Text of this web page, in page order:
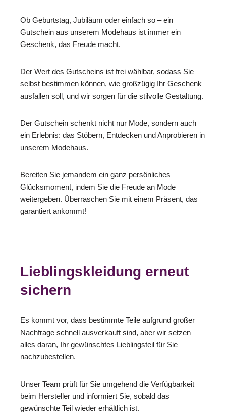
Ob Geburtstag, Jubiläum oder einfach so – ein
Gutschein aus unserem Modehaus ist immer ein
Geschenk, das Freude macht.
Der Wert des Gutscheins ist frei wählbar, sodass Sie
selbst bestimmen können, wie großzügig Ihr Geschenk
ausfallen soll, und wir sorgen für die stilvolle Gestaltung.
Der Gutschein schenkt nicht nur Mode, sondern auch
ein Erlebnis: das Stöbern, Entdecken und Anprobieren in
unserem Modehaus.
Bereiten Sie jemandem ein ganz persönliches
Glücksmoment, indem Sie die Freude an Mode
weitergeben. Überraschen Sie mit einem Präsent, das
garantiert ankommt!
Lieblingskleidung erneut
sichern
Es kommt vor, dass bestimmte Teile aufgrund großer
Nachfrage schnell ausverkauft sind, aber wir setzen
alles daran, Ihr gewünschtes Lieblingsteil für Sie
nachzubestellen.
Unser Team prüft für Sie umgehend die Verfügbarkeit
beim Hersteller und informiert Sie, sobald das
gewünschte Teil wieder erhältlich ist.